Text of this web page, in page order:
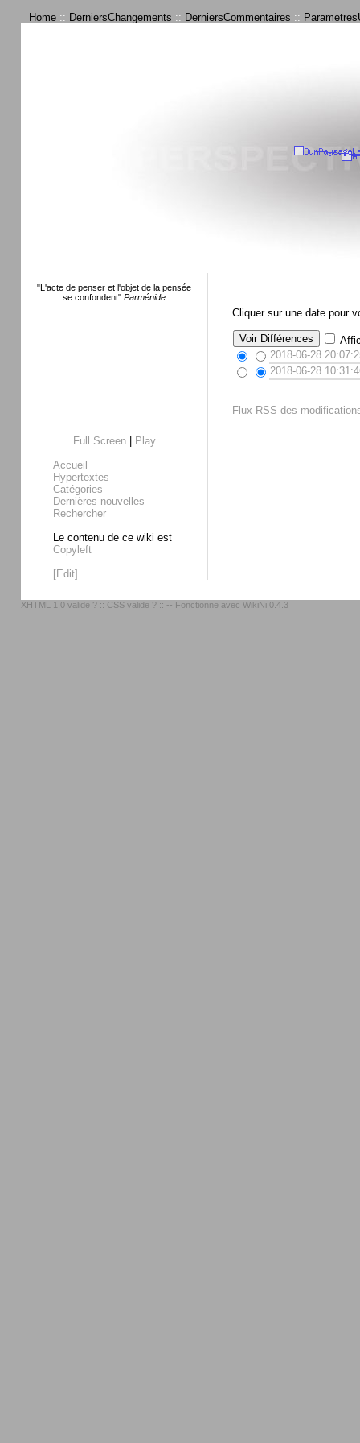
Home :: DerniersChangements :: DerniersCommentaires ::
"L'acte de penser et l'objet de la pensée
se confondent" Parménide
Full Screen|
Play
Accueil
Hypertextes
Catégories
Dernières nouvelles
Rechercher
Le contenu de ce wiki est
Copyleft
[Edit]
Cliquer sur une date pour
2018-06-28
2018-06-28
Flux RSS des
XHTML 1.0 valide ? :: CSS valide ? :: -- Fonctionne avec WikiNi 0.4.3